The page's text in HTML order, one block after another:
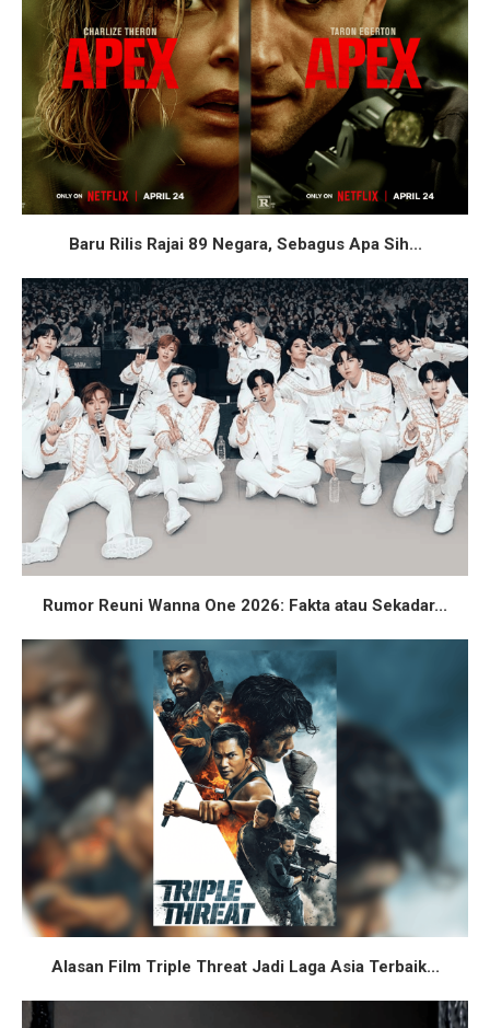
Baru Rilis Rajai 89 Negara, Sebagus Apa Sih...
Rumor Reuni Wanna One 2026: Fakta atau Sekadar...
Alasan Film Triple Threat Jadi Laga Asia Terbaik...